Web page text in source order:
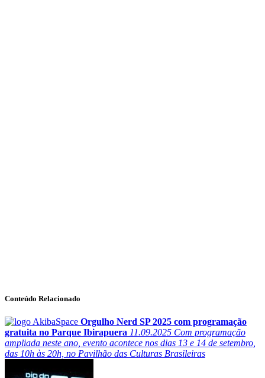
Conteúdo Relacionado
Orgulho Nerd SP 2025 com programação
gratuita no Parque Ibirapuera 11.09.2025 Com programação
ampliada neste ano, evento acontece nos dias 13 e 14 de setembro,
das 10h às 20h, no Pavilhão das Culturas Brasileiras